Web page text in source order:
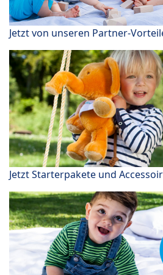
Jetzt von unseren Partner-
Jetzt Starterpakete und